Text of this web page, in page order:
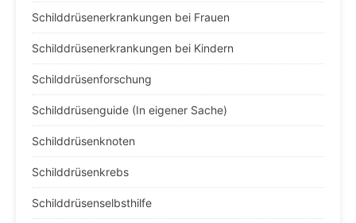
Schilddrüsenerkrankungen bei Frauen
Schilddrüsenerkrankungen bei Kindern
Schilddrüsenforschung
Schilddrüsenguide (In eigener Sache)
Schilddrüsenknoten
Schilddrüsenkrebs
Schilddrüsenselbsthilfe